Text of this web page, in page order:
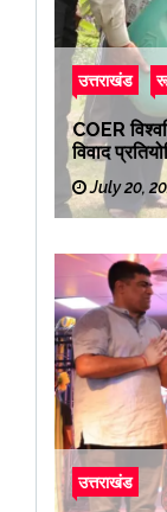
उत्तराखंड
COER
विवाद
July 20,
उत्तराखंड